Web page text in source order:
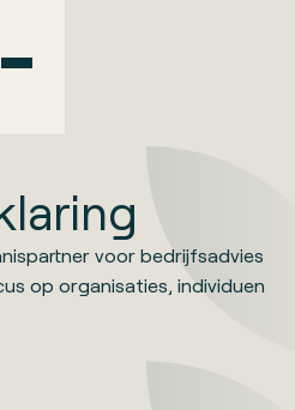
voor bedrijfsadvies
op organisaties, individuen